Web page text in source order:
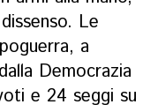
Le
a
Democrazia
e 24 seggi su